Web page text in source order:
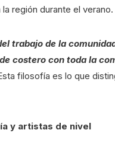
región durante el verano.
trabajo de la
costero con toda la
filosofía es lo que
y artistas de nivel